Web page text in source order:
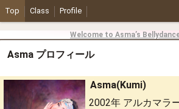
Top Class Profile
Welcome to Asma’s
Asma プロフィール
Asma(Kumi)
2002年 アルカマラ